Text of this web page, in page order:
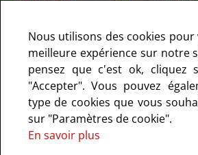
Nous utilisons des cookies
meilleure expérience sur notre
pensez que c'est ok, cliquez
"Accepter". Vous pouvez
type de cookies que vous
sur "Paramètres de cookie".
En savoir plus